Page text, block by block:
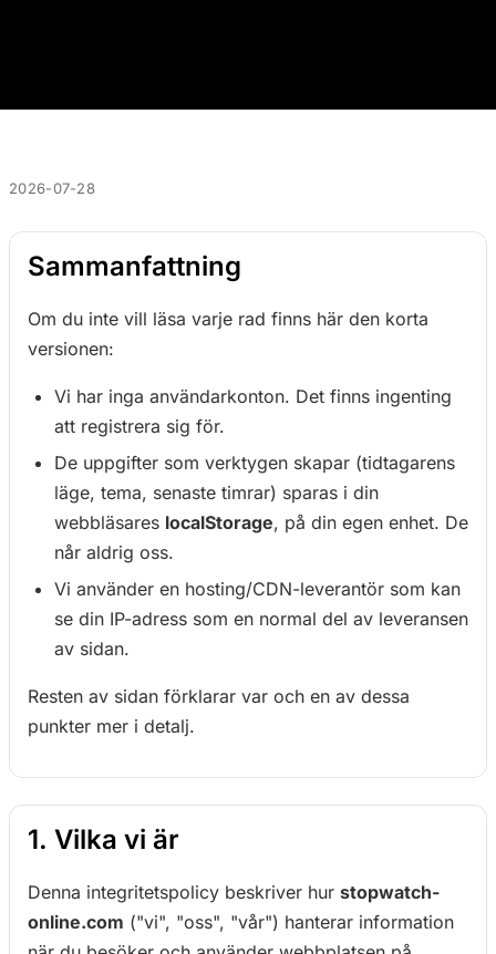
2026-07-28
Sammanfattning
Om du inte vill läsa varje rad finns här den korta
versionen:
Vi har inga användarkonton. Det finns ingenting
att registrera sig för.
De uppgifter som verktygen skapar (tidtagarens
läge, tema, senaste timrar) sparas i din
webbläsares localStorage, på din egen enhet. De
når aldrig oss.
Vi använder en hosting/CDN-leverantör som kan
se din IP-adress som en normal del av leveransen
av sidan.
Resten av sidan förklarar var och en av dessa
punkter mer i detalj.
1. Vilka vi är
Denna integritetspolicy beskriver hur stopwatch-
online.com ("vi", "oss", "vår") hanterar information